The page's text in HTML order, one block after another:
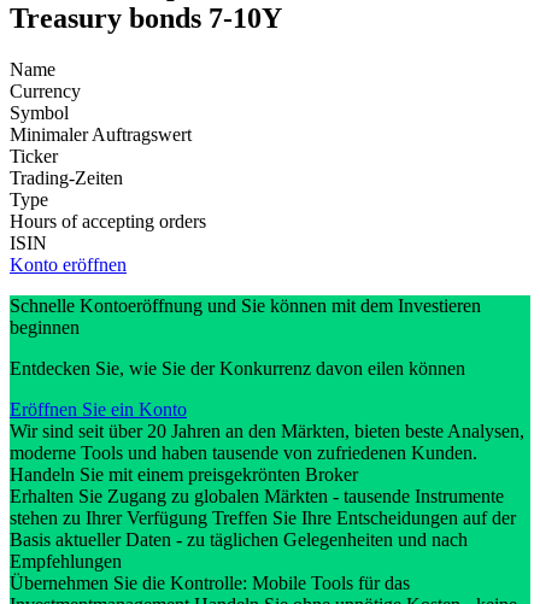
Treasury bonds 7-10Y
Name
Currency
Symbol
Minimaler Auftragswert
Ticker
Trading-Zeiten
Type
Hours of accepting orders
ISIN
Konto eröffnen
Schnelle Kontoeröffnung und Sie können mit dem Investieren
beginnen
Entdecken Sie, wie Sie der Konkurrenz davon eilen können
Eröffnen Sie ein Konto
Wir sind seit über 20 Jahren an den Märkten, bieten beste Analysen,
moderne Tools und haben tausende von zufriedenen Kunden.
Handeln Sie mit einem preisgekrönten Broker
Erhalten Sie Zugang zu globalen Märkten - tausende Instrumente
stehen zu Ihrer Verfügung Treffen Sie Ihre Entscheidungen auf der
Basis aktueller Daten - zu täglichen Gelegenheiten und nach
Empfehlungen
Übernehmen Sie die Kontrolle: Mobile Tools für das